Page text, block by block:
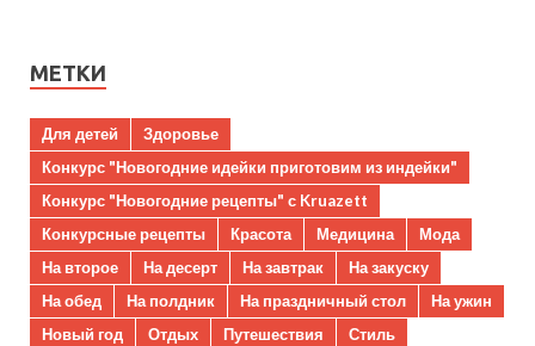
МЕТКИ
Для детей
Здоровье
Конкурс "Новогодние идейки приготовим из индейки"
Конкурс "Новогодние рецепты" с Kruazett
Конкурсные рецепты
Красота Медицина
Мода
На второе
На десерт На завтрак
На закуску
На обед
На полдник На праздничный стол
На ужин
Новый год
Отдых Путешествия
Стиль